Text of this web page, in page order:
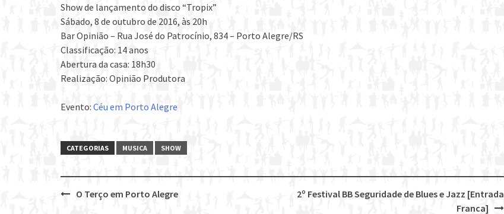
Show de lançamento do disco “Tropix”
Sábado, 8 de outubro de 2016, às 20h
Bar Opinião – Rua José do Patrocínio, 834 – Porto Alegre/RS
Classificação: 14 anos
Abertura da casa: 18h30
Realização: Opinião Produtora
Evento: Céu em Porto Alegre
CATEGORIAS MUSICA SHOW
2º Festival BB Seguridade de Blues e Jazz [Entrada
Franca]
O Terço em Porto Alegre